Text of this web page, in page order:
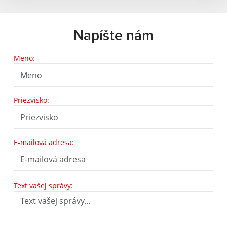
Napíšte nám
Meno:
Priezvisko:
E-mailová adresa:
Text vašej správy: